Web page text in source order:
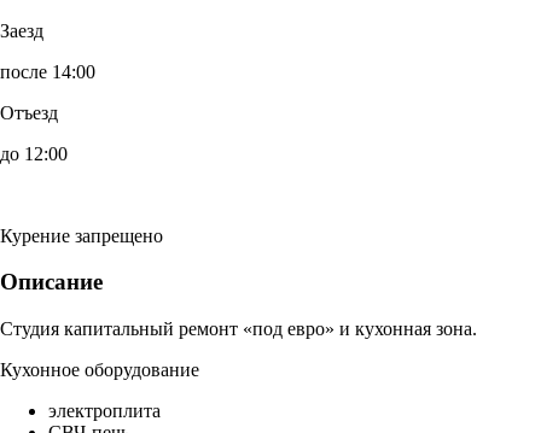
Заезд
после 14:00
Отъезд
до 12:00
Курение запрещено
Описание
Студия капитальный ремонт «под евро» и кухонная зона.
Кухонное оборудование
электроплита